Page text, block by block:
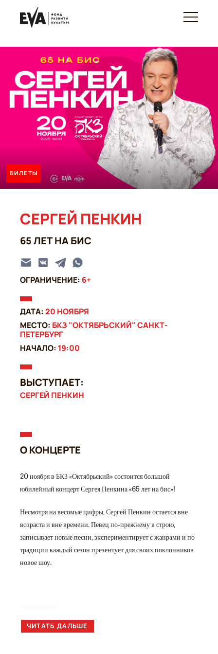
БИЛЕТЫ
СЕРГЕЙ ПЕНКИН
65 ЛЕТ НА БИС
ОГРАНИЧЕНИЕ: 6+
ДАТА: 20 НОЯБРЯ
МЕСТО: БКЗ "ОКТЯБРЬСКИЙ" САНКТ-
ПЕТЕРБУРГ
НАЧАЛО: 19:00
ВЫСТУПАЕТ:
СЕРГЕЙ ПЕНКИН
О КОНЦЕРТЕ
20 ноября в БКЗ «Октябрьский» состоится большой
юбилейный концерт Сергея Пенкина «65 лет на бис»!
Несмотря на весомые цифры, Сергей Пенкин остается вне
возраста и вне времени. Певец по-прежнему в строю,
записывает новые песни, экспериментирует с жанрами и по
традиции каждый сезон презентует для своих поклонников
новое шоу.
ЧИТАТЬ ДАЛЬШЕ